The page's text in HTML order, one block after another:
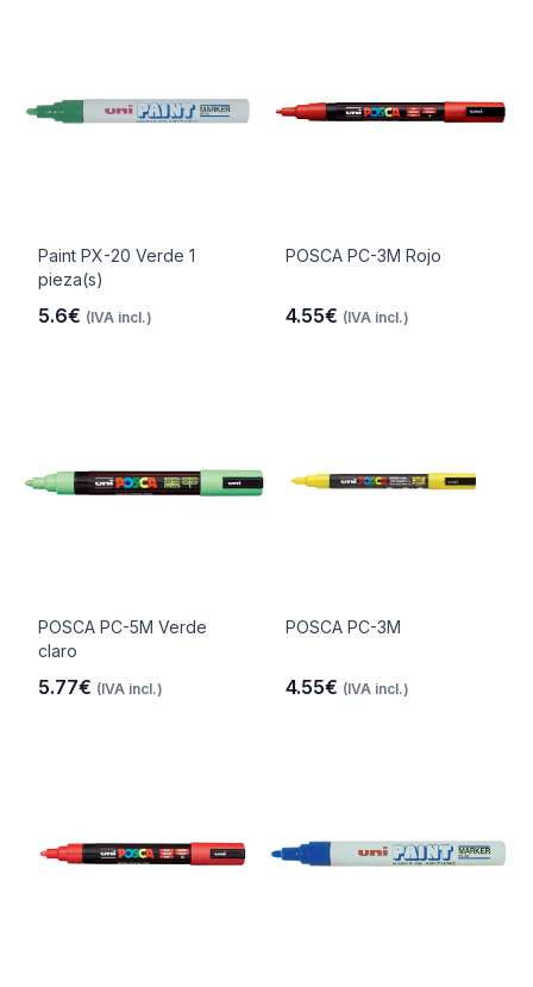
Paint PX-20 Verde 1
pieza(s)
5.6€ (IVA incl.)
POSCA PC-3M Rojo
4.55€ (IVA incl.)
POSCA PC-5M Verde
claro
5.77€ (IVA incl.)
POSCA PC-3M
4.55€ (IVA incl.)